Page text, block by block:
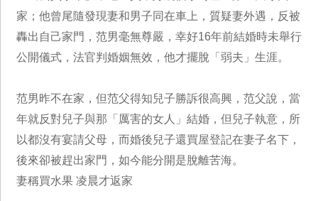
家；他曾尾隨發現妻和男子同在車上，質疑妻外遇，反被
轟出自己家門，范男毫無尊嚴，幸好16年前結婚時未舉行
公開儀式，法官判婚姻無效，他才擺脫「弱夫」生涯。
范男昨不在家，但范父得知兒子勝訴很高興，范父說，當
年就反對兒子與那「厲害的女人」結婚，但兒子執意，所
以都沒有宴請父母，而婚後兒子還買屋登記在妻子名下，
後來卻被趕出家門，如今能分開是脫離苦海。
妻稱買水果 凌晨才返家